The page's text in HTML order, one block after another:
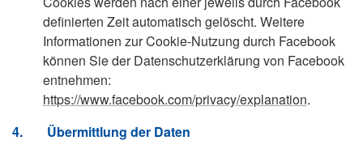
definierten Zeit automatisch gelöscht. Weitere
Informationen zur Cookie-Nutzung durch Facebook
können Sie der Datenschutzerklärung von Facebook
entnehmen:
https://www.facebook.com/privacy/explanation.
4.
Übermittlung der Daten